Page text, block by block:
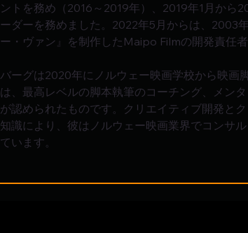
ントを務め（2016～2019年）、2019年1月から
ーダーを務めました。2022年5月からは、2003
ー・ヴァン』を制作したMaipo Filmの開発責任者
バーグは2020年にノルウェー映画学校から映画
は、最高レベルの脚本執筆のコーチング、メン
が認められたものです。クリエイティブ開発と
知識により、彼はノルウェー映画業界でコンサ
ています。